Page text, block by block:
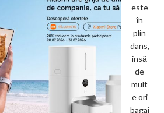
este
în
plin
dans,
însă
de
mult
e ori
bagaj